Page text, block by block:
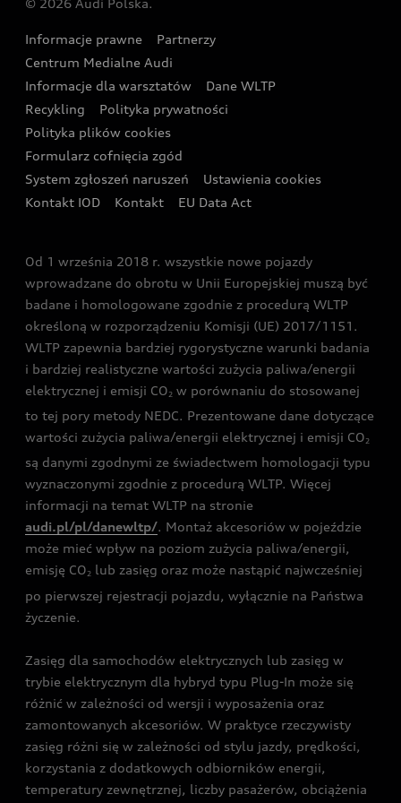
Wyszukaj najbliższego Partnera Audi
Oferta dla przedsiębiorców
Oferta dla klientów prywatnych
Kalkulator rat
Ubezpieczenie
Audi exclusive
Zasięg
Gwarancja
Akcje serwisowe Audi
Katalog online akcesoriów
Audi i Muzeum Sztuki Nowoczesnej w Warszawie
Audi driving experience
Audi quattro Cup
Audi i Puchar Świata w Skokach Narciarskich w
Zakopanem
© 2026 Audi Polska.
Informacje prawne
Partnerzy
Centrum Medialne Audi
Informacje dla warsztatów
Dane WLTP
Recykling
Polityka prywatności
Polityka plików cookies
Formularz cofnięcia zgód
System zgłoszeń naruszeń
Ustawienia cookies
Kontakt IOD
Kontakt EU Data Act
Od 1 września 2018 r. wszystkie nowe pojazdy
wprowadzane do obrotu w Unii Europejskiej muszą być
badane i homologowane zgodnie z procedurą WLTP
określoną w rozporządzeniu Komisji (UE) 2017/1151.
WLTP zapewnia bardziej rygorystyczne warunki badania
i bardziej realistyczne wartości zużycia paliwa/energii
elektrycznej i emisji CO2 w porównaniu do stosowanej
to tej pory metody NEDC. Prezentowane dane dotyczące
wartości zużycia paliwa/energii elektrycznej i emisji CO2
są danymi zgodnymi ze świadectwem homologacji typu
wyznaczonymi zgodnie z procedurą WLTP. Więcej
informacji na temat WLTP na stronie
audi.pl/pl/danewltp/. Montaż akcesoriów w pojeździe
może mieć wpływ na poziom zużycia paliwa/energii,
emisję CO2 lub zasięg oraz może nastąpić najwcześniej
po pierwszej rejestracji pojazdu, wyłącznie na Państwa
życzenie.
Zasięg dla samochodów elektrycznych lub zasięg w
trybie elektrycznym dla hybryd typu Plug-In może się
różnić w zależności od wersji i wyposażenia oraz
zamontowanych akcesoriów. W praktyce rzeczywisty
zasięg różni się w zależności od stylu jazdy, prędkości,
korzystania z dodatkowych odbiorników energii,
temperatury zewnętrznej, liczby pasażerów, obciążenia